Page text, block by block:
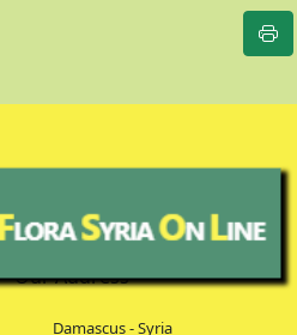
Our Address
Damascus - Syria